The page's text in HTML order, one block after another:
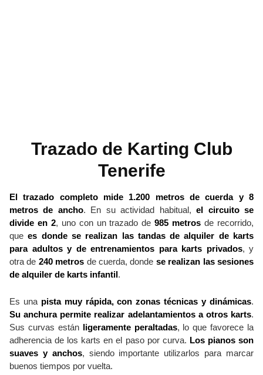
Trazado de Karting Club
Tenerife
El trazado completo mide 1.200 metros de cuerda y 8
metros de ancho. En su actividad habitual,el circuito se
divide en 2, uno con un trazado de985 metros de recorrido,
quees donde se realizan las tandas de alquiler de karts
para adultos y de entrenamientos para karts privados, y
otra de 240 metros de cuerda, donde se realizan las sesiones
de alquiler de karts infantil.
Es una pista muy rápida, con zonas técnicas y dinámicas.
Su anchura permite realizar adelantamientos a otros karts.
Sus curvas estánligeramente peraltadas, lo que favorece la
adherencia de los karts en el paso por curva. Los pianos son
suaves y anchos, siendo importante utilizarlos para marcar
buenos tiempos por vuelta.